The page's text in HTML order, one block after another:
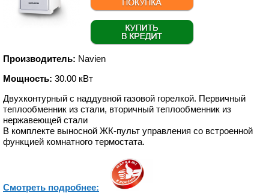
Производитель: Navien
Мощность: 30.00 кВт
Двухконтурный с наддувной газовой горелкой. Первичный
теплообменник из стали, вторичный теплообменник из
нержавеющей стали
В комплекте выносной ЖК-пульт управления со встроенной
функцией комнатного термостата.
Смотреть подробнее: